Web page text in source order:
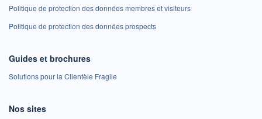
Politique de protection des données membres et visiteurs
Politique de protection des données prospects
Guides et brochures
Solutions pour la Clientèle Fragile
Nos sites